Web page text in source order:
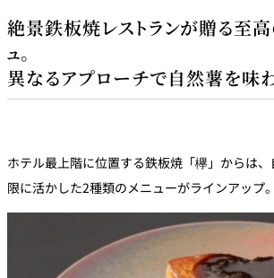
絶景鉄板焼レストランが贈る至
ュ。
異なるアプローチで自然薯を味
ホテル最上階に位置する鉄板焼「欅」からは
限に活かした2種類のメニューがラインアップ。